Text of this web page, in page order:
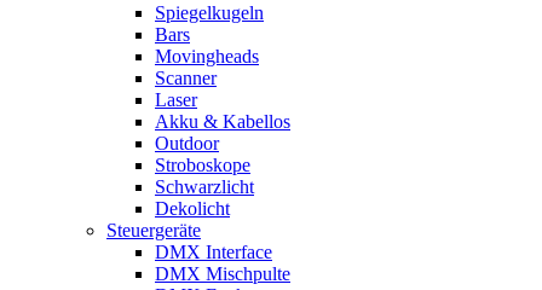
Spiegelkugeln
Bars
Movingheads
Scanner
Laser
Akku & Kabellos
Outdoor
Stroboskope
Schwarzlicht
Dekolicht
Steuergeräte
DMX Interface
DMX Mischpulte